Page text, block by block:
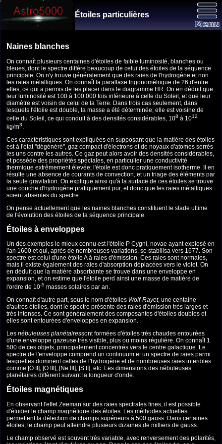
Étoiles particulières
Naines blanches
On connaît plusieurs centaines d'étoiles de faible luminosité, blanches ou
bleues, dont le spectre diffère beaucoup de celui des étoiles de la séquence
principale. On n'y trouve généralement que des raies de l'hydrogène et non
les raies métalliques. On connaît la parallaxe trigonométrique de 26 d'entre
elles, ce qui a permis de les placer dans le diagramme HR. On en déduit que
leur luminosité est 100 à 100 000 fois inférieure à celle du Soleil, et que leur
diamètre est voisin de celui de la Terre. Dans trois cas seulement, dans
lesquels l'étoile est double, la masse a été déterminée; elle est voisine de
celle du Soleil, ce qui conduit à des densités considérables, 108 à 1012
kg/m3
Ces caractéristiques sont expliquées en supposant que la matière des étoiles
est à l'état "dégénéré", gaz compact d'électrons et de noyaux d'atomes serrés
les uns contre les autres. Ce gaz peut alors avoir des densités considérables,
et possède des propriétés spéciales, en particulier une conductivité
thermique extrêmement élevée; l'étoile est donc pratiquement isotherme. Il en
résulte une absence de courants de convection, et un triage des éléments par
la seule gravitation. On explique ainsi qu'à la surface de ces étoiles se trouve
une couche d'hydrogène pratiquement pur, et donc que les raies métalliques
soient absentes du spectre.
On pense actuellement que les naines blanches constituent le stade ultime
de l'évolution des étoiles de la séquence principale.
Étoiles à enveloppes
Un des exemples le mieux connu est l'étoile P Cygni, novae ayant explosé en
l'an 1600 et qui, après de nombreuses variations, se stabilisa vers 1677. Son
spectre est celui d'une étoile A à raies d'émission. Ces raies sont normales,
mais il existe également des raies d'absorption déplacées vers le violet. On
en déduit que la matière absorbante se trouve dans une enveloppe en
expansion, et on estime que l'étoile perd ainsi une masse de matière de
l'ordre de 10-5 masses solaires par an.
On connaît d'autre part, sous le nom d'étoiles Wolf-Rayet, une centaine
d'autres étoiles, dont le spectre présente des raies d'émission très larges et
très intenses. Ce sont généralement des composantes d'étoiles doubles et
elles sont entourées d'enveloppes en expansion.
Les nébuleuses planétairessont formées d'étoiles très chaudes entourées
d'une enveloppe gazeuse très visible, plus ou moins régulière. On connaît 1
500 de ces objets, principalement concentrés vers le centre galactique. Le
spectre de l'enveloppe comprend un continuum et un spectre de raies parmi
lesquelles dominent celles de l'hydrogène et de nombreuses raies interdites
comme [O II], [O III], [Ne III], [S II], etc. Les dimensions des nébuleuses
planétaires diffèrent suivant la longueur d'onde.
Étoiles magnétiques
En observant l'effet Zeeman sur des raies spectrales fines, il est possible
d'étudier le champ magnétique des étoiles. Les méthodes actuelles
permettent la détection de champs supérieurs à 500 gauss. Dans certaines
étoiles, le champ peut atteindre plusieurs dizaines de milliers de gauss.
Le champ observé est souvent très variable, avec renversement des polarités,